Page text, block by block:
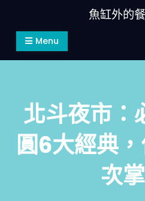
content
魚缸外的
Menu
北斗夜市：
圓6大經典
次